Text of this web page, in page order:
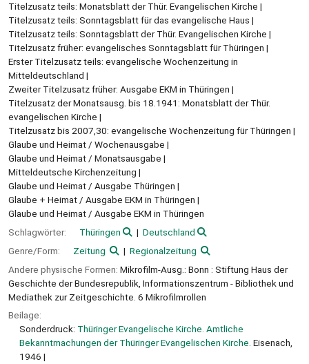
Titelzusatz teils: Monatsblatt der Thür. Evangelischen Kirche
Titelzusatz teils: Sonntagsblatt für das evangelische Haus
Titelzusatz teils: Sonntagsblatt der Thür. Evangelischen Kirche
Titelzusatz früher: evangelisches Sonntagsblatt für Thüringen
Erster Titelzusatz teils: evangelische Wochenzeitung in
Mitteldeutschland
Zweiter Titelzusatz früher: Ausgabe EKM in Thüringen
Titelzusatz der Monatsausg. bis 18.1941: Monatsblatt der Thür.
evangelischen Kirche
Titelzusatz bis 2007,30: evangelische Wochenzeitung für Thüringen
Glaube und Heimat / Wochenausgabe
Glaube und Heimat / Monatsausgabe
Mitteldeutsche Kirchenzeitung
Glaube und Heimat / Ausgabe Thüringen
Glaube + Heimat / Ausgabe EKM in Thüringen
Glaube und Heimat / Ausgabe EKM in Thüringen
Schlagwörter:
Thüringen
Deutschland
Genre/Form:
Zeitung
Regionalzeitung
Andere physische Formen: Mikrofilm-Ausg.: Bonn : Stiftung Haus der
Geschichte der Bundesrepublik, Informationszentrum - Bibliothek und
Mediathek zur Zeitgeschichte. 6 Mikrofilmrollen
Beilage:
Sonderdruck: Thüringer Evangelische Kirche. Amtliche
Bekanntmachungen der Thüringer Evangelischen Kirche. Eisenach,
1946